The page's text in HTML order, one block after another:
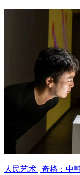
人民艺术 | 奇格：中